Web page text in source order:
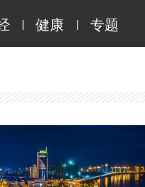
| 健康 | 专题
典实施 最高法发布首个配
业规上企业增加值同比增